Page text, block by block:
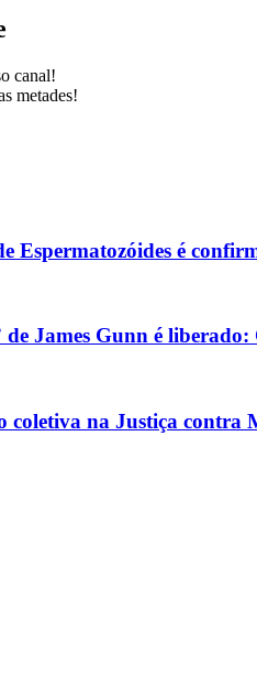
canal!
metades!
Espermatozóides é
James Gunn é liberado:
coletiva na Justiça contra